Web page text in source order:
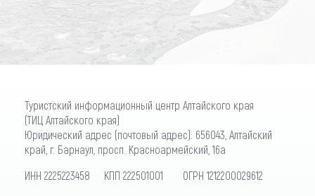
Туристский информационный центр Алтайского края
(ТИЦ Алтайского края)
Юридический адрес (почтовый адрес): 656043, Алтайский
край, г. Барнаул, просп. Красноармейский, 16а
ИНН 2225223458 КПП 222501001 ОГРН 1212200029612